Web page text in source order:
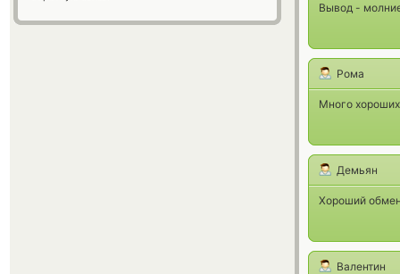
Вывод -
Рома
Много
Демьян
Хороший
Валентин